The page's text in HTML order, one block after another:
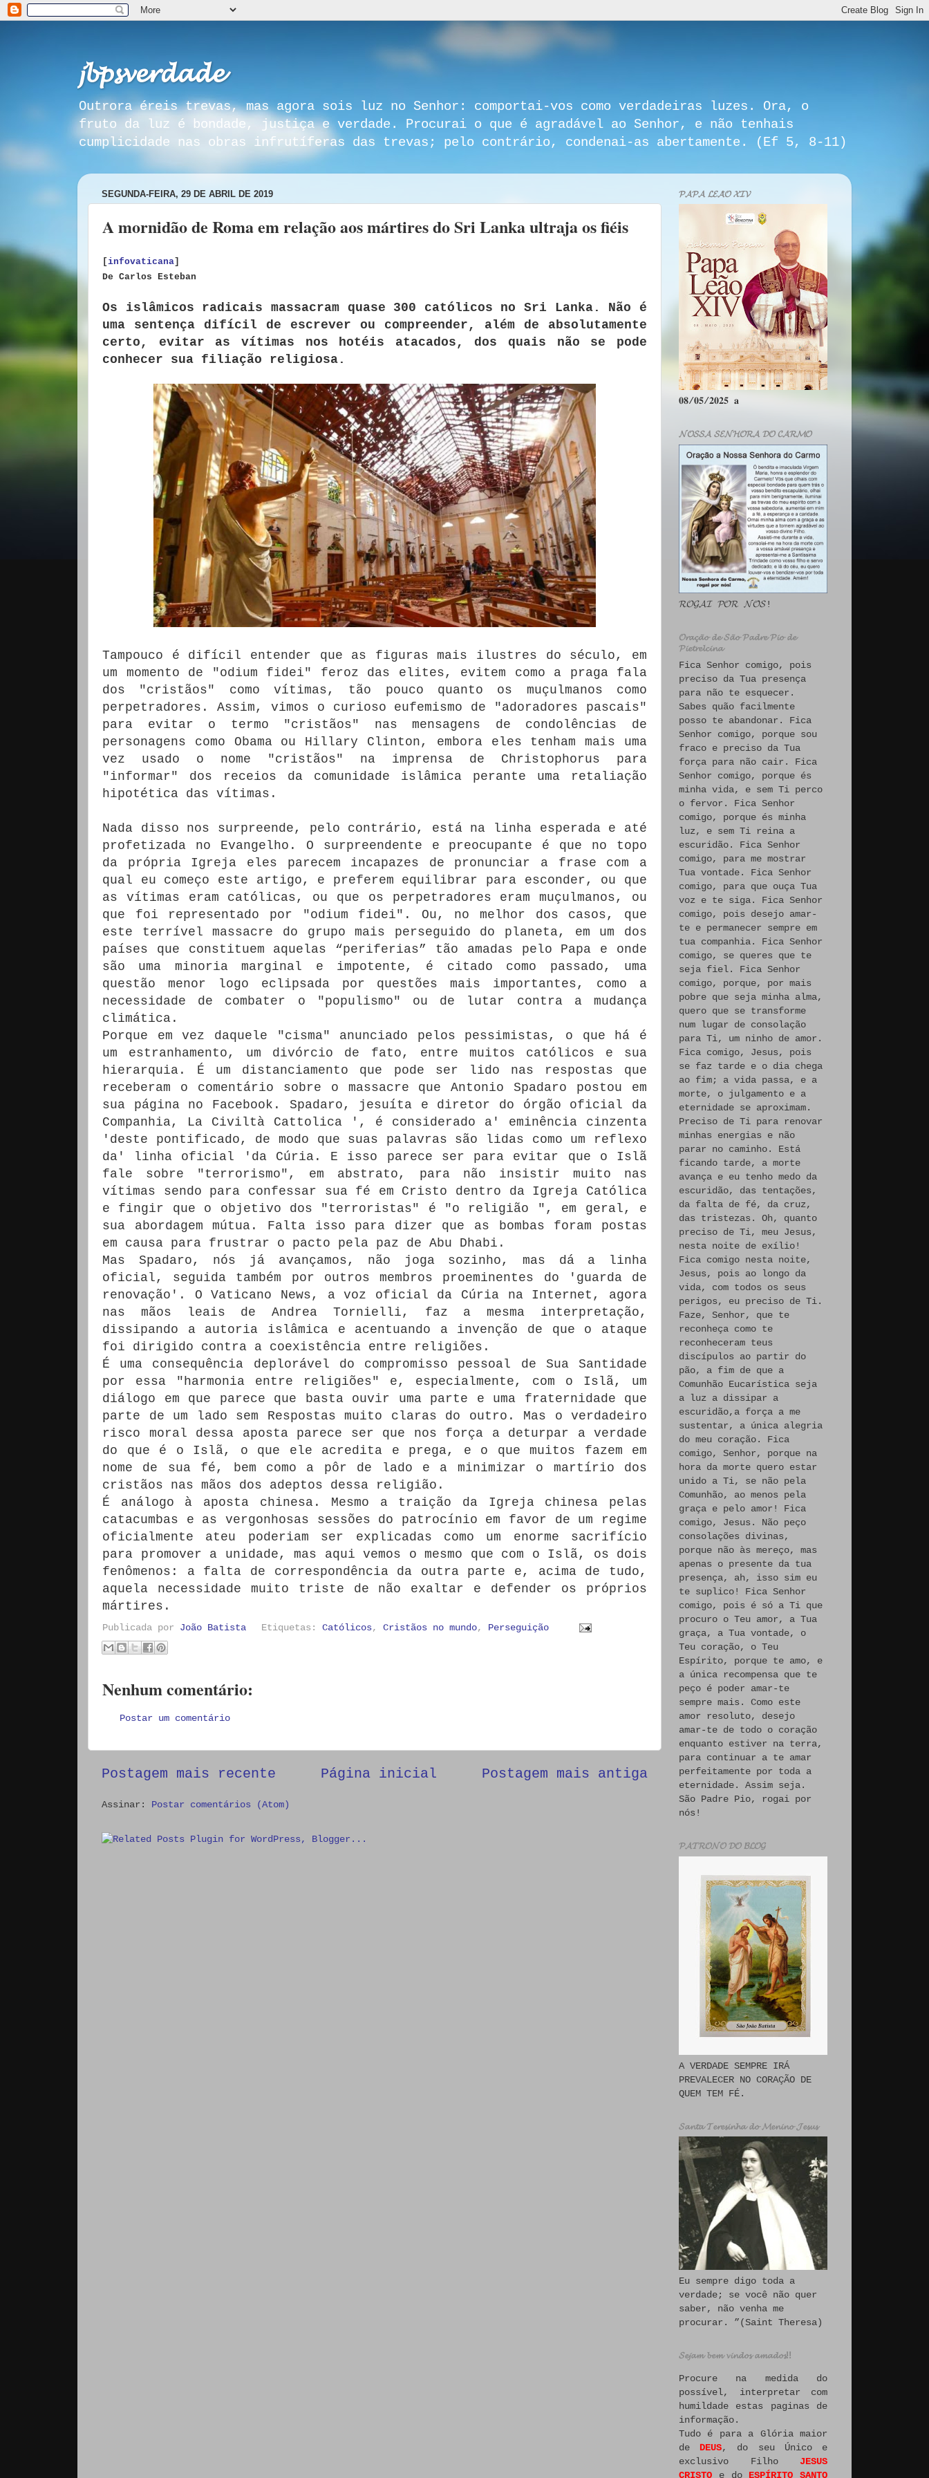
𝓳𝓫𝓹𝓼𝓿𝓮𝓻𝓭𝓪𝓭𝓮
Outrora éreis trevas, mas agora sois luz no Senhor: comportai-vos como verdadeiras luzes. Ora, o
fruto da luz é bondade, justiça e verdade. Procurai o que é agradável ao Senhor, e não tenhais
cumplicidade nas obras infrutíferas das trevas; pelo contrário, condenai-as abertamente. (Ef 5, 8-11)
SEGUNDA-FEIRA, 29 DE ABRIL DE 2019
A mornidão de Roma em relação aos mártires do Sri Lanka ultraja os fiéis
[infovaticana]
De Carlos Esteban
Os islâmicos radicais massacram quase 300 católicos no Sri Lanka.
Não é
uma sentença difícil de escrever ou compreender, além de absolutamente
certo, evitar as vítimas nos hotéis atacados, dos quais não se pode
conhecer sua filiação religiosa.
Tampouco é difícil entender que as figuras mais ilustres do século, em
um momento de "odium fidei" feroz das elites, evitem como a praga fala
dos "cristãos" como vítimas, tão pouco quanto os muçulmanos como
perpetradores.
Assim, vimos o curioso eufemismo de "adoradores pascais"
para evitar o termo "cristãos" nas mensagens de condolências de
personagens como Obama ou Hillary Clinton, embora eles tenham mais uma
vez usado o nome "cristãos" na imprensa de Christophorus para
"informar" dos receios da comunidade islâmica perante uma retaliação
hipotética das vítimas.
Nada disso nos surpreende, pelo contrário, está na linha esperada e até
profetizada no Evangelho.
O surpreendente e preocupante é que no topo
da própria Igreja eles parecem incapazes de pronunciar a frase com a
qual eu começo este artigo, e preferem equilibrar para esconder, ou que
as vítimas eram católicas, ou que os perpetradores eram muçulmanos, ou
que foi representado por "odium fidei".
Ou, no melhor dos casos, que
este terrível massacre do grupo mais perseguido do planeta, em um dos
países que constituem aquelas “periferias” tão amadas pelo Papa e onde
são uma minoria marginal e impotente, é citado como passado, uma
questão menor logo eclipsada por questões mais importantes, como a
necessidade de combater o "populismo" ou de lutar contra a mudança
climática.
Porque em vez daquele "cisma" anunciado pelos pessimistas, o que há é
um estranhamento, um divórcio de fato, entre muitos católicos e sua
hierarquia.
É um distanciamento que pode ser lido nas respostas que
receberam o comentário sobre o massacre que Antonio Spadaro postou em
sua página no Facebook.
Spadaro, jesuíta e diretor do órgão oficial da
Companhia, La Civiltà Cattolica ', é considerado a' eminência cinzenta
'deste pontificado, de modo que suas palavras são lidas como um reflexo
da' linha oficial 'da Cúria.
E isso parece ser para evitar que o Islã
fale sobre "terrorismo", em abstrato, para não insistir muito nas
vítimas sendo para confessar sua fé em Cristo dentro da Igreja Católica
e fingir que o objetivo dos "terroristas" é "o religião ", em geral, e
sua abordagem mútua.
Falta isso para dizer que as bombas foram postas
em causa para frustrar o pacto pela paz de Abu Dhabi.
Mas Spadaro, nós já avançamos, não joga sozinho, mas dá a linha
oficial, seguida também por outros membros proeminentes do 'guarda de
renovação'.
O Vaticano News, a voz oficial da Cúria na Internet, agora
nas mãos leais de Andrea Tornielli, faz a mesma interpretação,
dissipando a autoria islâmica e acentuando a invenção de que o ataque
foi dirigido contra a coexistência entre religiões.
É uma consequência deplorável do compromisso pessoal de Sua Santidade
por essa "harmonia entre religiões" e, especialmente, com o Islã, um
diálogo em que parece que basta ouvir uma parte e uma fraternidade que
parte de um lado sem Respostas muito claras do outro.
Mas o verdadeiro
risco moral dessa aposta parece ser que nos força a deturpar a verdade
do que é o Islã, o que ele acredita e prega, e o que muitos fazem em
nome de sua fé, bem como a pôr de lado e a minimizar o martírio dos
cristãos nas mãos dos adeptos dessa religião.
É análogo à aposta chinesa.
Mesmo a traição da Igreja chinesa pelas
catacumbas e as vergonhosas sessões do patrocínio em favor de um regime
oficialmente ateu poderiam ser explicadas como um enorme sacrifício
para promover a unidade, mas aqui vemos o mesmo que com o Islã, os dois
fenômenos: a falta de correspondência da outra parte e, acima de tudo,
aquela necessidade muito triste de não exaltar e defender os próprios
mártires.
Publicada por João Batista Etiquetas:Católicos,Cristãos no mundo, Perseguição
Nenhum comentário:
Postar um comentário
Postagem mais recente Postagem mais antiga
Página inicial
Assinar: Postar comentários (Atom)
𝓟𝓐𝓟𝓐 𝓛𝓔𝓐̃𝓞 𝓧𝓘𝓥
𝟎𝟖/𝟎𝟓/𝟐𝟎𝟐𝟓 𝐚
𝓝𝓞𝓢𝓢𝓐 𝓢𝓔𝓝𝓗𝓞𝓡𝓐 𝓓𝓞 𝓒𝓐𝓡𝓜𝓞
𝓡𝓞𝓖𝓐𝓘 𝓟𝓞𝓡 𝓝𝓞́𝓢!
𝓞𝓻𝓪𝓬̧𝓪̃𝓸 𝓭𝓮 𝓢𝓪̃𝓸 𝓟𝓪𝓭𝓻𝓮 𝓟𝓲𝓸 𝓭𝓮
𝓟𝓲𝓮𝓽𝓻𝓮𝓵𝓬𝓲𝓷𝓪
Fica Senhor comigo, pois
preciso da Tua presença
para não te esquecer.
Sabes quão facilmente
posso te abandonar. Fica
Senhor comigo, porque sou
fraco e preciso da Tua
força para não cair. Fica
Senhor comigo, porque és
minha vida, e sem Ti perco
o fervor. Fica Senhor
comigo, porque és minha
luz, e sem Ti reina a
escuridão. Fica Senhor
comigo, para me mostrar
Tua vontade. Fica Senhor
comigo, para que ouça Tua
voz e te siga. Fica Senhor
comigo, pois desejo amar-
te e permanecer sempre em
tua companhia. Fica Senhor
comigo, se queres que te
seja fiel. Fica Senhor
comigo, porque, por mais
pobre que seja minha alma,
quero que se transforme
num lugar de consolação
para Ti, um ninho de amor.
Fica comigo, Jesus, pois
se faz tarde e o dia chega
ao fim; a vida passa, e a
morte, o julgamento e a
eternidade se aproximam.
Preciso de Ti para renovar
minhas energias e não
parar no caminho. Está
ficando tarde, a morte
avança e eu tenho medo da
escuridão, das tentações,
da falta de fé, da cruz,
das tristezas. Oh, quanto
preciso de Ti, meu Jesus,
nesta noite de exílio!
Fica comigo nesta noite,
Jesus, pois ao longo da
vida, com todos os seus
perigos, eu preciso de Ti.
Faze, Senhor, que te
reconheça como te
reconheceram teus
discípulos ao partir do
pão, a fim de que a
Comunhão Eucarística seja
a luz a dissipar a
escuridão,a força a me
sustentar, a única alegria
do meu coração. Fica
comigo, Senhor, porque na
hora da morte quero estar
unido a Ti, se não pela
Comunhão, ao menos pela
graça e pelo amor! Fica
comigo, Jesus. Não peço
consolações divinas,
porque não às mereço, mas
apenas o presente da tua
presença, ah, isso sim eu
te suplico! Fica Senhor
comigo, pois é só a Ti que
procuro o Teu amor, a Tua
graça, a Tua vontade, o
Teu coração, o Teu
Espírito, porque te amo, e
a única recompensa que te
peço é poder amar-te
sempre mais. Como este
amor resoluto, desejo
amar-te de todo o coração
enquanto estiver na terra,
para continuar a te amar
perfeitamente por toda a
eternidade. Assim seja.
São Padre Pio, rogai por
nós!
𝓟𝓐𝓣𝓡𝓞𝓝𝓞 𝓓𝓞 𝓑𝓛𝓞𝓖
A VERDADE SEMPRE IRÁ
PREVALECER NO CORAÇÃO DE
QUEM TEM FÉ.
𝓢𝓪𝓷𝓽𝓪 𝓣𝓮𝓻𝓮𝓼𝓲𝓷𝓱𝓪 𝓭𝓸 𝓜𝓮𝓷𝓲𝓷𝓸 𝓙𝓮𝓼𝓾𝓼
Eu sempre digo toda a
verdade; se você não quer
saber, não venha me
procurar. ”(Saint Theresa)
𝓢𝓮𝓳𝓪𝓶 𝓫𝓮𝓶 𝓿𝓲𝓷𝓭𝓸𝓼 𝓪𝓶𝓪𝓭𝓸𝓼!!
Procure na medida do
possível, interpretar com
humildade estas paginas de
informação.
Tudo é para a Glória maior
de DEUS, do seu Único e
exclusivo Filho JESUS
CRISTO e do ESPÍRITO SANTO